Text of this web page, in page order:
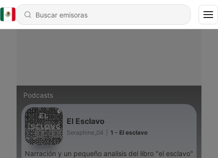
Podcasts
El Esclavo
Seraphine_04 1 - El esclavo
Narración y un pequeño analisis del libro "el esclavo"